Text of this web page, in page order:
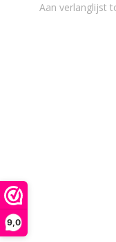
9,0
Aan verlanglijst